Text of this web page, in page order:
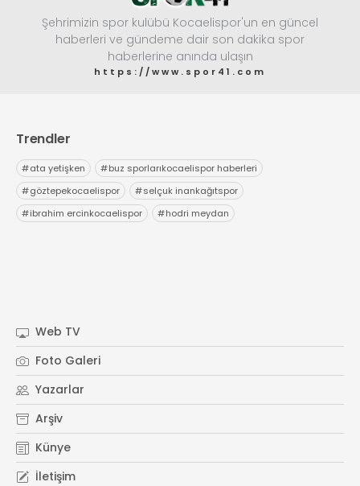
Şehrimizin spor kulübü Kocaelispor'un en güncel
haberleri ve gündeme dair son dakika spor
haberlerine anında ulaşın
https://www.spor41.com
Trendler
#ata yetişken #buz sporlarıkocaelispor haberleri
#göztepekocaelispor #selçuk inankağıtspor
#ibrahim ercinkocaelispor #hodri meydan
Web TV
Foto Galeri
Yazarlar
Arşiv
Künye
İletişim